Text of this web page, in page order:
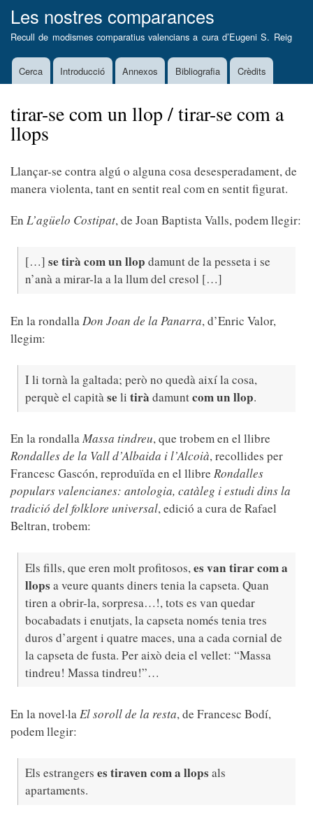
al
contingut
Les nostres comparances
Recull de modismes comparatius valencians a cura d’Eugeni S. Reig
MainCerca Introducció Annexos Bibliografia Crèdits
tirar-se com un llop / tirar-se com a
llops
Llançar-se contra algú o alguna cosa desesperadament, de
manera violenta, tant en sentit real com en sentit figurat.
En L’agüelo Costipat, de Joan Baptista Valls, podem llegir:
[…] se tirà com un llop damunt de la pesseta i se
n’anà a mirar-la a la llum del cresol […]
En la rondallaDon Joan de la Panarra, d’Enric Valor,
llegim:
I li tornà la galtada; però no quedà així la cosa,
perquè el capitàse li tirà damuntcom un llop.
En la rondallaMassa tindreu, que trobem en el llibre
Rondalles de la Vall d’Albaida i l’Alcoià, recollides per
Francesc Gascón, reproduïda en el llibre Rondalles
populars valencianes: antologia, catàleg i estudi dins la
tradició del folklore universal, edició a cura de Rafael
Beltran, trobem:
Els fills, que eren molt profitosos,es van tirar com a
llopsa veure quants diners tenia la capseta. Quan
tiren a obrir-la, sorpresa…!, tots es van quedar
bocabadats i enutjats, la capseta només tenia tres
duros d’argent i quatre maces, una a cada cornial de
la capseta de fusta. Per això deia el vellet: “Massa
tindreu! Massa tindreu!”…
En la novel·laEl soroll de la resta, de Francesc Bodí,
podem llegir:
Els estrangers es tiraven com a llopsals
apartaments.